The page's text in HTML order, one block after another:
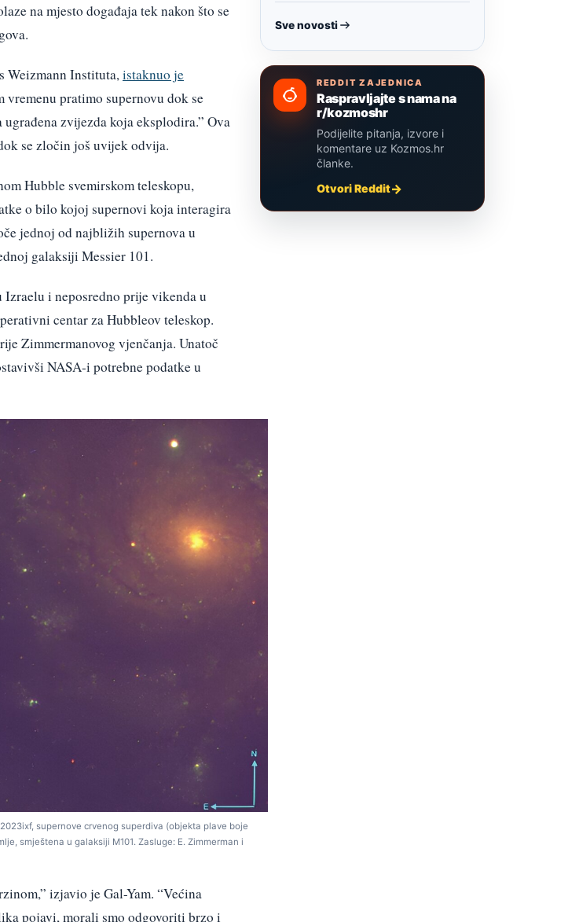
na mjesto događaja tek nakon što se
Weizmann Instituta,istaknuo je
pratimo supernovu dok se
zvijezda koja eksplodira.” Ova
se zločin još uvijek odvija.
Hubble svemirskom teleskopu,
o bilo kojoj supernovi koja interagira
jednoj od najbližih supernova u
galaksiji Messier 101.
i neposredno prije vikenda u
centar za Hubbleov teleskop.
Zimmermanovog vjenčanja. Unatoč
NASA-i potrebne podatke u
supernove crvenog superdiva (objekta plave boje
smještena u galaksiji M101. Zasluge: E. Zimmerman i
izjavio je Gal-Yam. “Većina
pojavi, morali smo odgovoriti brzo i
Sve novosti
REDDIT ZAJEDNICA
Raspravljajte s nama na
r/kozmoshr
Podijelite pitanja, izvore i
komentare uz Kozmos.hr
članke.
Otvori Reddit